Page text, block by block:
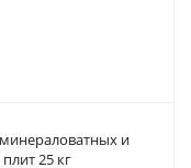
минераловатных и
25 кг